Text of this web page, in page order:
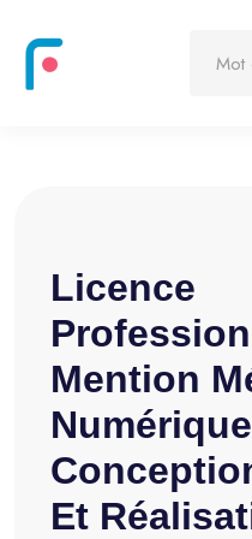
Licence
Mention
Et